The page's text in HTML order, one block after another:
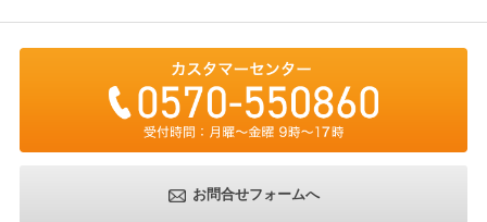
お問合せフォームへ